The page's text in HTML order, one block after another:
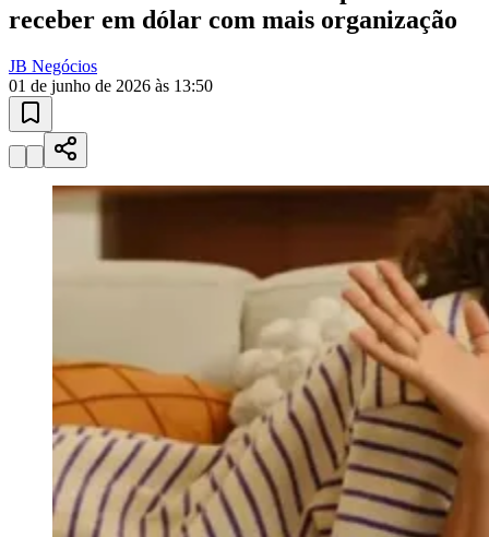
10 anos de JB novo portal
confira as novidades
10 anos de JB
Esportes ao Vivo
atualizadas
Paulistão, Brasileirão, Champions League e mais. Placar em tempo
Newsletter Bom Dia Barueri
Entretenimento Completo
Esportes ao Vivo
Trânsito em Tempo Real
Portal Pet
Publicidade Anuncie Aqui
Negócios Seguir 6min de leitura
Negócios
Como freelancers brasileiros podem
receber em dólar com mais organização